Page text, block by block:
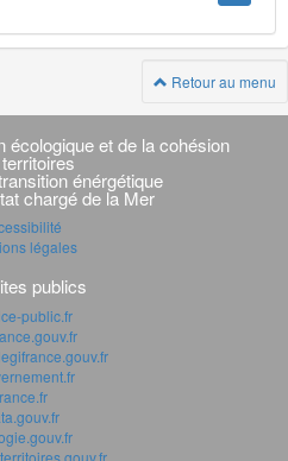
Retour au menu
écologique et de la cohésion
énérgétique
chargé de la Mer
légales
publics
public.fr